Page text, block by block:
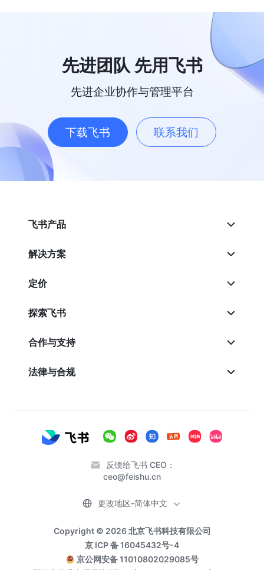
先进团队 先用飞书
先进企业协作与管理平台
下载飞书 联系我们
飞书产品
解决方案
定价
探索飞书
合作与支持
法律与合规
反馈给飞书 CEO：
ceo@feishu.cn
Copyright © 2026 北京飞书科技有限公司
京 ICP 备 16045432号-4
京公网安备 11010802029085号
更改地区-简体中文